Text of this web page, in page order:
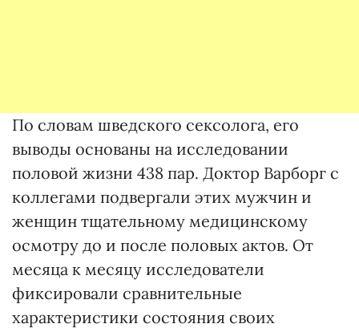
По словам шведского сексолога, его
выводы основаны на исследовании
половой жизни 438 пар. Доктор Варборг с
коллегами подвергали этих мужчин и
женщин тщательному медицинскому
осмотру до и после половых актов. От
месяца к месяцу исследователи
фиксировали сравнительные
характеристики состояния своих